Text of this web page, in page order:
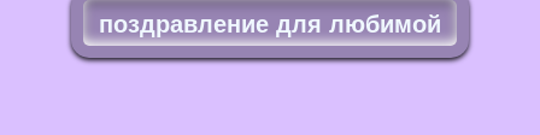
поздравление для любимой